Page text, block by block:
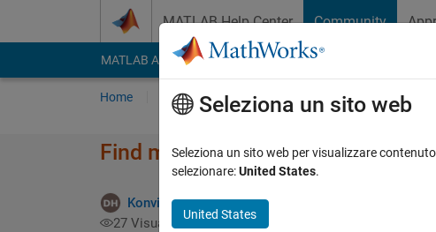
MATLAB Help Center Community
MATLAB Answers File Exchange Cody
Home Poni una domanda Risposta Naviga
Find mean of steps in broken
Konvictus177 14 Ago 2023
27 Visualizzazioni (30 giorni)
Seleziona un sito web
Seleziona un sito web per visualizzare
selezionare:United States.
United States